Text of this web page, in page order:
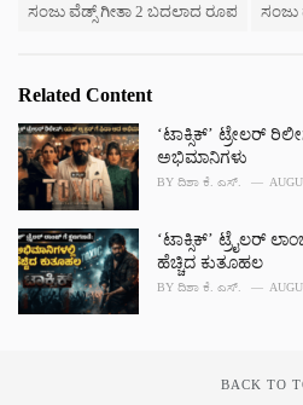
ಸಂಜು ವೆಡ್ಸ್ ಗೀತಾ 2 ಬದಲಾದ ರೂಪ ಸಂಜು
Related Content
‘ಟಾಕ್ಸಿಕ್’ ಟ್ರೇಲರ್
ಅಭಿಮಾನಿಗಳು
BY ದಿಶಾ ಕೆ. ಎಸ್.
‘ಟಾಕ್ಸಿಕ್’ ಟ್ರೈಲರ್‌
ಹೆಚ್ಚಿದ ಕುತೂಹಲ
BY ದಿಶಾ ಕೆ. ಎಸ್.
BACK TO